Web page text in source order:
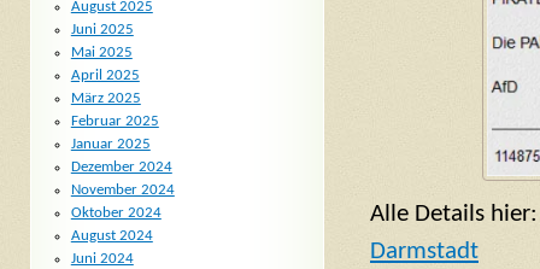
Alle Details
Darmstadt
August 2025
Juni 2025
Mai 2025
April 2025
März 2025
Februar 2025
Januar 2025
Dezember 2024
November 2024
Oktober 2024
August 2024
Juni 2024